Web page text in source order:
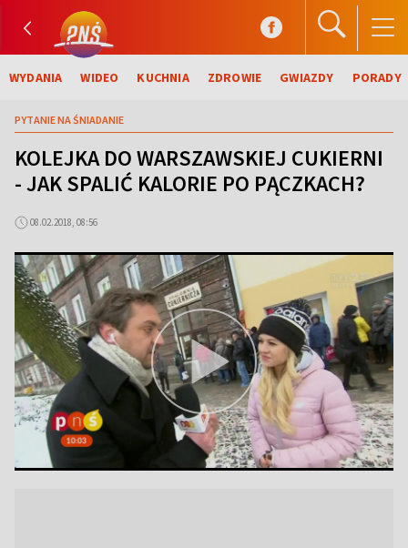
WYDANIA WIDEO KUCHNIA ZDROWIE GWIAZDY PORADY
PYTANIE NA ŚNIADANIE
KOLEJKA DO WARSZAWSKIEJ CUKIERNI
- JAK SPALIĆ KALORIE PO PĄCZKACH?
08.02.2018, 08:56